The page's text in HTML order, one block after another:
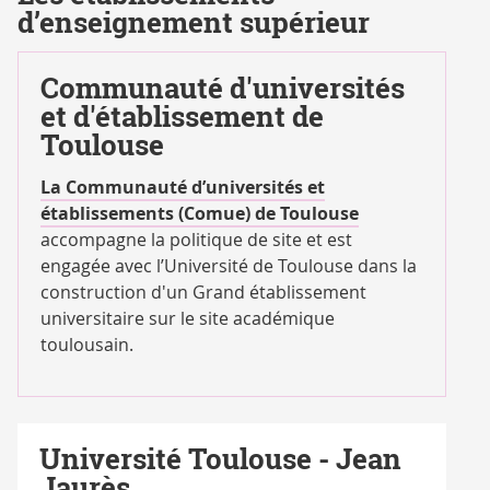
ET ORGANISMES
ASSOCIÉS ET
d’enseignement supérieur
Communauté d'universités
et d'établissement de
Toulouse
La Communauté d’universités et
établissements (Comue) de Toulouse
accompagne la politique de site et est
engagée avec l’Université de Toulouse dans la
construction d'un Grand établissement
universitaire sur le site académique
toulousain.
Université Toulouse - Jean